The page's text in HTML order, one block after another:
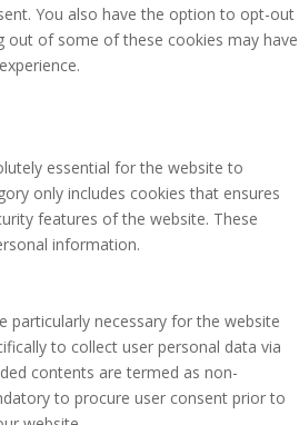
You also have the option to opt-out
out of some of these cookies may have
essential for the website to
only includes cookies that ensures
features of the website. These
information.
particularly necessary for the website
to collect user personal data via
contents are termed as non-
to procure user consent prior to